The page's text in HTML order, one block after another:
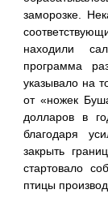
заморозке.
находили
программа
указывало на
от «ножек
долларов в
благодаря
закрыть
стартовало
птицы